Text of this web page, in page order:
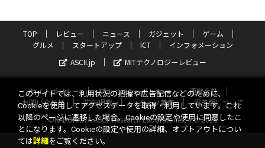
TOP レビュー ニュース ガジェット
ゲーム
グルメ
スタートアップ ICT
インフォメーション
ASCII.jp
MITテクノロジーレビュー
サイトポリシー プライバシーポリシー
運営会社
お問い合わせ
広告掲載 スタッフ募集
電子版について
©KADOKAWA ASCII Research Laboratories, Inc. 2026
このサイトでは、利用状況の把握や広告配信などのために、
Cookieを使用してアクセスデータを取得・利用しています。これ
以降のページに遷移した場合、Cookieの設定や使用に同意したこ
とになります。Cookieの設定や使用の詳細、オプトアウトについ
ては詳細 をご覧ください。